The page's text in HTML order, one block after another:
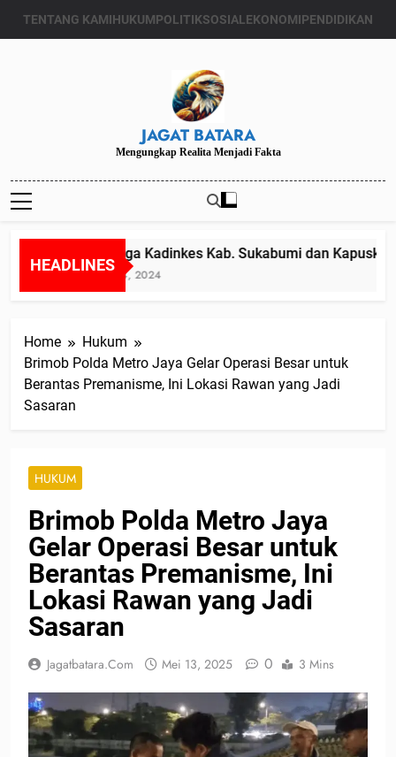
TENTANG KAMIHUKUMPOLITIKSOSIALEKONOMIPENDIDIKAN
JAGAT BATARA
Mengungkap Realita Menjadi Fakta
HEADLINES
Diduga Kadinkes Kab. Sukabumi dan
Juli 24, 2024
Home
Hukum
Brimob Polda Metro Jaya Gelar Operasi Besar untuk
Berantas Premanisme, Ini Lokasi Rawan yang Jadi
Sasaran
HUKUM
Brimob Polda Metro Jaya
Gelar Operasi Besar untuk
Berantas Premanisme, Ini
Lokasi Rawan yang Jadi
Sasaran
Jagatbatara.com Mei 13, 2025 0 3 Mins